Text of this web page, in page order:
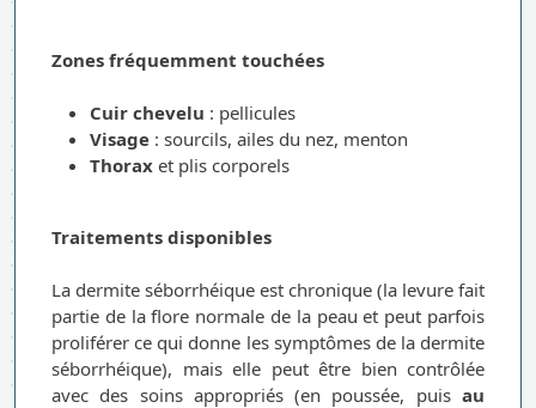
Zones fréquemment touchées
Cuir chevelu : pellicules
Visage : sourcils, ailes du nez, menton
Thorax et plis corporels
Traitements disponibles
La dermite séborrhéique est chronique (la levure fait
partie de la flore normale de la peau et peut parfois
proliférer ce qui donne les symptômes de la dermite
séborrhéique), mais elle peut être bien contrôlée
avec des soins appropriés (en poussée, puis au